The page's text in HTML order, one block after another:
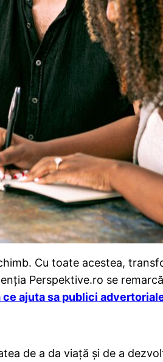
Cu toate acestea,
Perspektive.ro se
ce ajuta sa publici
de a da viață și de a